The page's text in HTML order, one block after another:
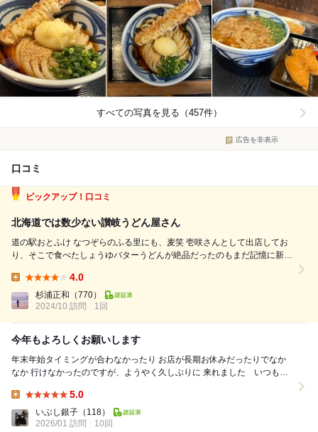
すべての写真を見る（457件）
広告を非表示
口コミ
ピックアップ！口コミ
北海道では数少ない讃岐うどん屋さん
道の駅おとふけ なつぞらのふる里にも、麦笑 壱咲さんとして出店してお
り、そこで食べたしょうゆバターうどんが絶品だったのもまだ記憶に新し
の歌詞の礎になっている地でもある。 11時30分頃到着すると、すでに満
席、待ちあり。 ...
4.0
杉浦正和 （770）
2024/10 訪問
1回
今年もよろしくお願いします
年末年始タイミングが合わなかったり お店が長期お休みだったりでなか
なか 行けなかったのですが、ようやく久しぶりに 来れました いつもの
5.0
いぶし銀子 （118）
2026/01 訪問
10回